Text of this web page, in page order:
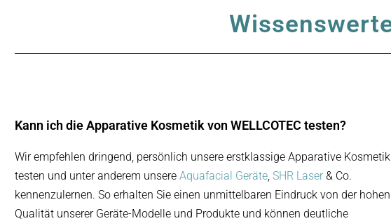
Kann ich die Apparative Kosmetik von WELLCOTEC testen?
Wir empfehlen dringend, persönlich unsere erstklassige Apparative
testen und unter anderem unsere Aquafacial Geräte SHR Laser & Co.
kennenzulernen. So erhalten Sie einen unmittelbaren Eindruck von der hohen
Qualität unserer Geräte-Modelle und Produkte und können deutliche